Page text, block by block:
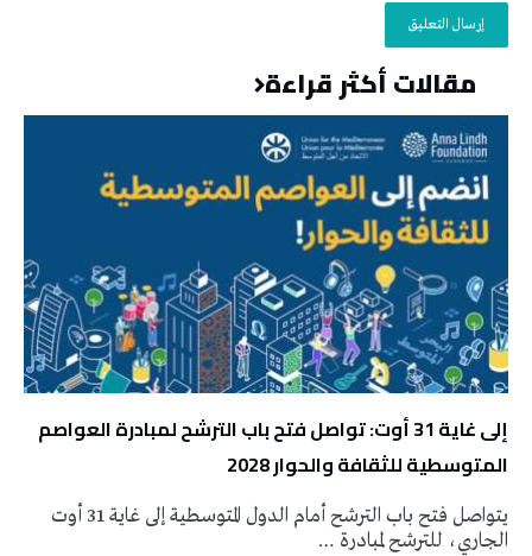
مقالات أكثر قراءة
إلى غاية 31 أوت: تواصل فتح باب الترشح لمبادرة العواصم
المتوسطية للثقافة والحوار 2028
يتواصل فتح باب الترشح أمام الدول المتوسطية إلى غاية 31 أوت
الجاري، للترشح لمبادرة …